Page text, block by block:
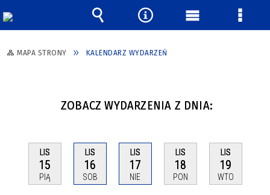
MAPA STRONY KALENDARZ WYDARZEŃ
ZOBACZ WYDARZENIA Z DNIA:
LIS
15
PIĄ
LIS
16
SOB
LIS
17
NIE
LIS
18
PON
LIS
19
WTO
Wyszukiwarka
NarzędziaMenu
Menu